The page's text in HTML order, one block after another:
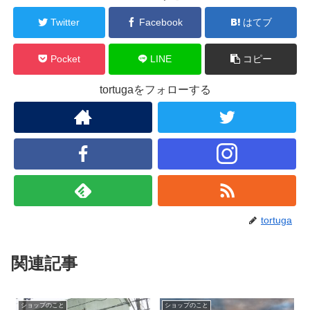
Twitter Facebook はてブ
Pocket LINE コピー
tortugaをフォローする
tortuga
関連記事
ショップのこと ショップのこと